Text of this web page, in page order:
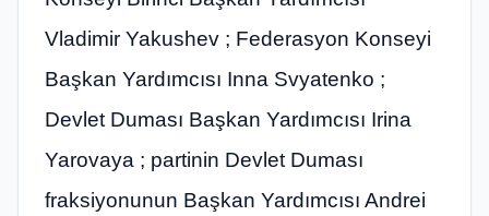
Vladimir Yakushev ; Federasyon Konseyi
Başkan Yardımcısı Inna Svyatenko ;
Devlet Duması Başkan Yardımcısı Irina
Yarovaya ; partinin Devlet Duması
fraksiyonunun Başkan Yardımcısı Andrei